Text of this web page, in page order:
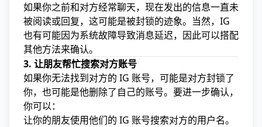
如果你之前和对方经常聊天，现在发出的信息一直未
被阅读或回复，这可能是被封锁的迹象。当然，IG
也有可能因为系统故障导致消息延迟，因此可以搭配
其他方法来确认。
3. 让朋友帮忙搜索对方账号
如果你无法找到对方的 IG 账号，可能是对方封锁了
你，也可能是他删除了自己的账号。要进一步确认，
你可以：
让你的朋友使用他们的 IG 账号搜索对方的用户名。